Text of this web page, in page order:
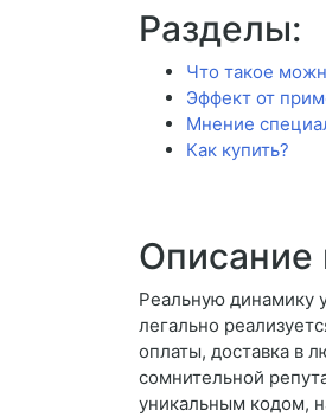
Разделы:
Что такое
Эффект от
Мнение
Как купить?
Описание
Реальную динамику
легально
оплаты, доставка в
сомнительной
уникальным кодом,